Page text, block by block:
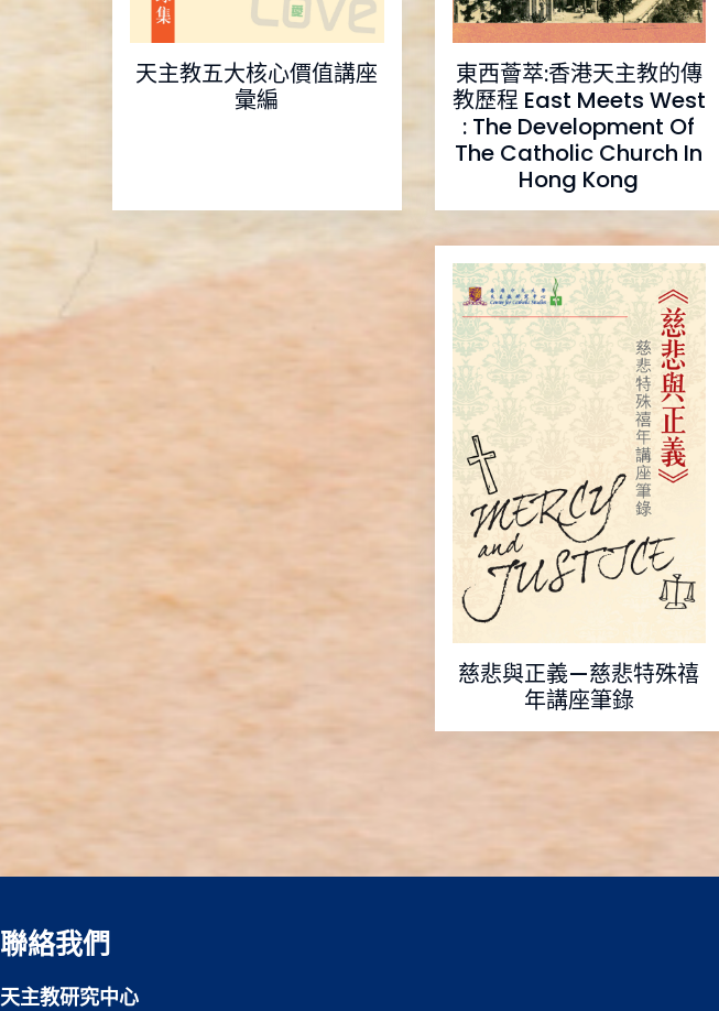
天主教五大核心價值講座
彙編
東西薈萃:香港天主教的傳
教歷程 East Meets West
: The Development Of
The Catholic Church In
Hong Kong
慈悲與正義—慈悲特殊禧
年講座筆錄
聯絡我們
天主教研究中心